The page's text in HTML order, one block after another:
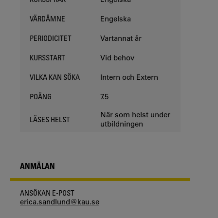
VÄRDÄMNE Engelska
PERIODICITET Vartannat år
KURSSTART Vid behov
VILKA KAN SÖKA Intern och Extern
POÄNG 7.5
LÄSES HELST
När som helst under
utbildningen
ANMÄLAN
ANSÖKAN E-POST
erica.sandlund@kau.se